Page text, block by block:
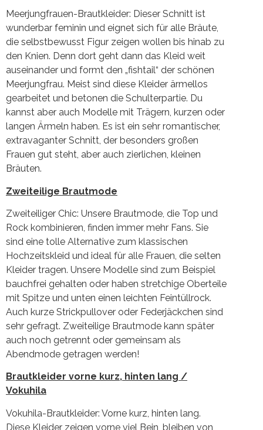
Meerjungfrauen-Brautkleider: Dieser Schnitt ist
wunderbar feminin und eignet sich für alle Bräute,
die selbstbewusst Figur zeigen wollen bis hinab zu
den Knien. Denn dort geht dann das Kleid weit
auseinander und formt den „fishtail“ der schönen
Meerjungfrau. Meist sind diese Kleider ärmellos
gearbeitet und betonen die Schulterpartie. Du
kannst aber auch Modelle mit Trägern, kurzen oder
langen Ärmeln haben. Es ist ein sehr romantischer,
extravaganter Schnitt, der besonders großen
Frauen gut steht, aber auch zierlichen, kleinen
Bräuten.
Zweiteilige Brautmode
Zweiteiliger Chic: Unsere Brautmode, die Top und
Rock kombinieren, finden immer mehr Fans. Sie
sind eine tolle Alternative zum klassischen
Hochzeitskleid und ideal für alle Frauen, die selten
Kleider tragen. Unsere Modelle sind zum Beispiel
bauchfrei gehalten oder haben stretchige Oberteile
mit Spitze und unten einen leichten Feintüllrock.
Auch kurze Strickpullover oder Federjäckchen sind
sehr gefragt. Zweiteilige Brautmode kann später
auch noch getrennt oder gemeinsam als
Abendmode getragen werden!
Brautkleider vorne kurz, hinten lang /
Vokuhila
Vokuhila-Brautkleider: Vorne kurz, hinten lang.
Diese Kleider zeigen vorne viel Bein, bleiben von